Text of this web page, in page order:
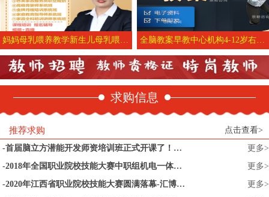
妈妈母乳喂养教学新生儿母乳喂养育婴师家政月嫂考试培训视频课程 全脑教案早教中心机构4-12岁右脑潜能开发记忆力培训课件资料早教中心教学教具准备教学教案教学目的教学内容
求购信息
推荐求购
点击查看>
首届脑立方潜能开发师资培训班正式开课了！纪教授七天亲授！_杰奥教育
更多>
2018年全国职业院校技能大赛中职组机电一体化设备组装与调试赛项今天开赛
更多>
2020年江西省职业院校技能大赛圆满落幕-汇博机器人
更多>